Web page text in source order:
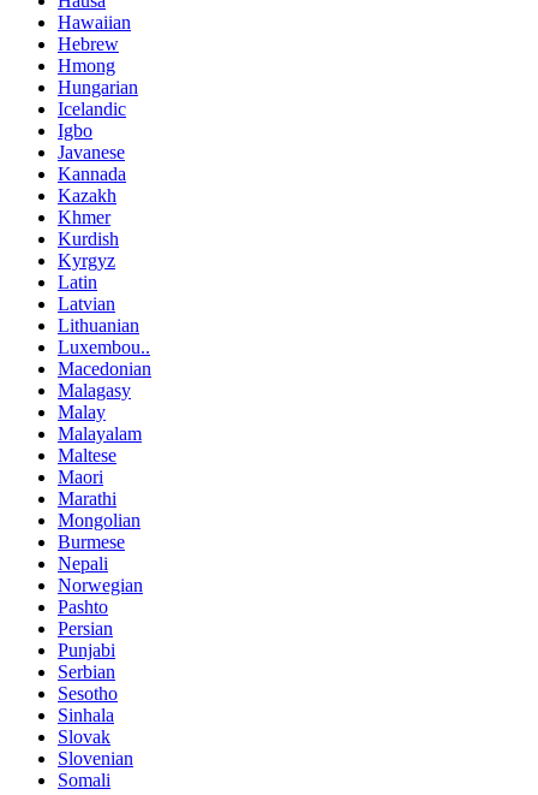
Hawaiian
Hebrew
Hmong
Hungarian
Icelandic
Igbo
Javanese
Kannada
Kazakh
Khmer
Kurdish
Kyrgyz
Latin
Latvian
Lithuanian
Luxembou..
Macedonian
Malagasy
Malay
Malayalam
Maltese
Maori
Marathi
Mongolian
Burmese
Nepali
Norwegian
Pashto
Persian
Punjabi
Serbian
Sesotho
Sinhala
Slovak
Slovenian
Somali